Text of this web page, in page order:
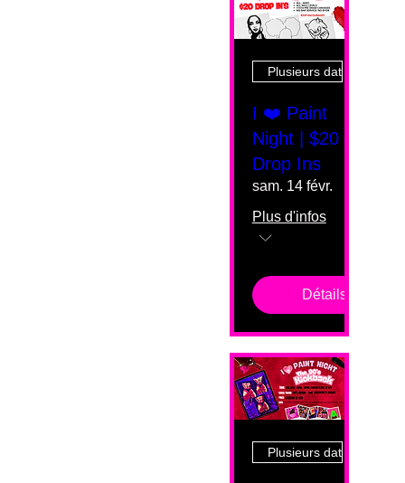
Plusieurs dates
I ❤️ Paint
Night | $20
Drop Ins
sam. 14 févr.
Plus d'infos
Détails
Plusieurs dates